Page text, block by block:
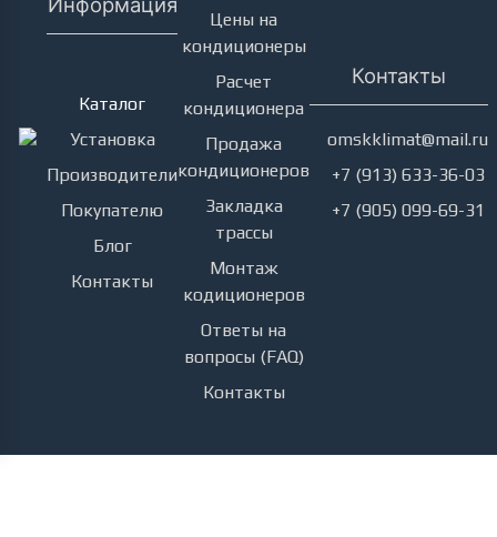
Каталог
Установка
Производители
Покупателю
Блог
Контакты
Цены на
кондиционеры
Расчет
кондиционера
Продажа
кондиционеров
Закладка
трассы
Монтаж
кодиционеров
Ответы на
вопросы (FAQ)
Контакты
Контакты
omskklimat@mail.ru
+7 (913) 633-36-03
+7 (905) 099-69-31